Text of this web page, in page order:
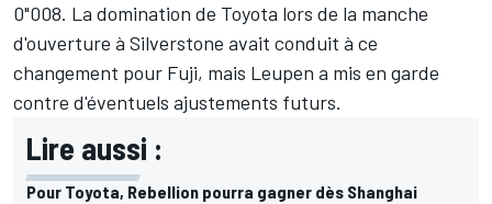
0"008. La domination de Toyota lors de la manche
d'ouverture à Silverstone avait conduit à ce
changement pour Fuji, mais Leupen a mis en garde
contre d'éventuels ajustements futurs.
Lire aussi :
Pour Toyota, Rebellion pourra gagner dès Shanghai